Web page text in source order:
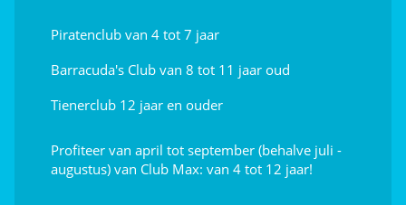
Piratenclub van 4 tot 7 jaar
Barracuda's Club van 8 tot 11 jaar oud
Tienerclub 12 jaar en ouder
Profiteer van april tot september (behalve juli -
augustus) van Club Max: van 4 tot 12 jaar!